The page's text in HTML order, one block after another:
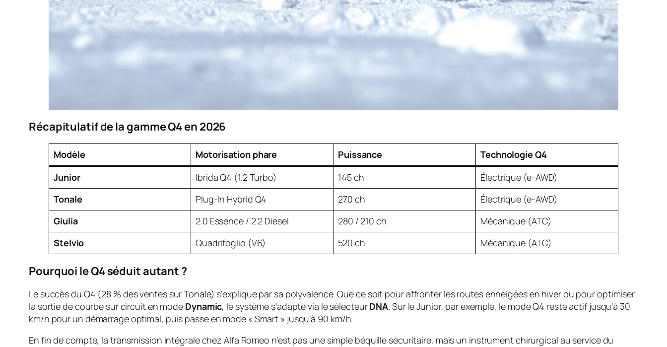
Récapitulatif de la gamme Q4 en 2026
Modèle Motorisation phare Puissance
Technologie Q4
Junior
Ibrida Q4 (1.2 Turbo) 145 ch
Électrique (e-AWD)
Tonale
Plug-In Hybrid Q4 270 ch
Électrique (e-AWD)
Giulia
2.0 Essence / 2.2 Diesel 280 / 210 ch
Mécanique (ATC)
Stelvio
Quadrifoglio (V6) 520 ch Mécanique (ATC)
Pourquoi le Q4 séduit autant ?
Le succès du Q4 (28 % des ventes sur Tonale) s’explique par sa polyvalence. Que ce soit pour affronter les routes enneigées en hiver ou pour optimiser
la sortie de courbe sur circuit en mode Dynamic, le système s’adapte via le sélecteurDNA. Sur le Junior, par exemple, le mode Q4 reste actif jusqu’à 30
km/h pour un démarrage optimal, puis passe en mode « Smart » jusqu’à 90 km/h.
En fin de compte, la transmission intégrale chez Alfa Romeo n’est pas une simple béquille sécuritaire, mais un instrument chirurgical au service du